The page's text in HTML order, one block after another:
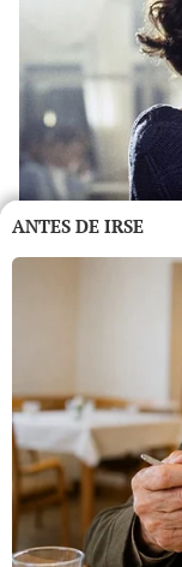
ANTES DE IRSE